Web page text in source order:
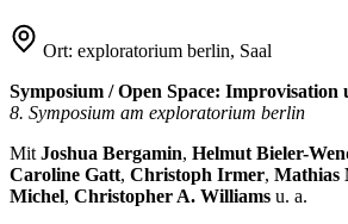
Ort: exploratorium berlin, Saal
Symposium / Open Space:
8. Symposium am exploratorium berlin
Mit Joshua Bergamin, Helmut Bieler-
Caroline Gatt, Christoph Irmer, Mathias
Michel, Christopher A. Williams u. a.